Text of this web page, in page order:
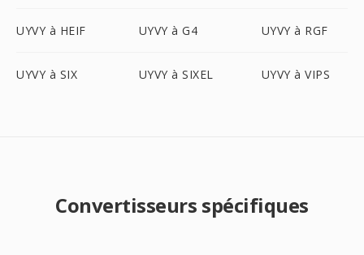
UYVY à HEIF UYVY à G4 UYVY à RGF
UYVY à SIX UYVY à SIXEL UYVY à VIPS
Convertisseurs spécifiques